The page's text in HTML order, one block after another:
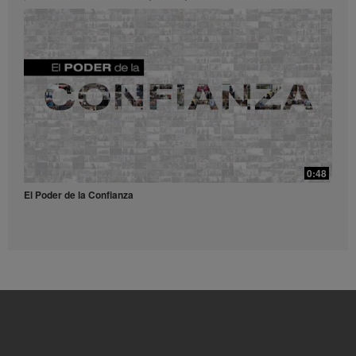
39:14
¿Qué son y para qué sirven los antioxidantes?
¿Qué son y para qué sirven los antioxidantes?
Receta Té Lift - Video para redes sociales
Prueba esta refrescante receta con Liftoff.
0:48
El Poder de la Confianza